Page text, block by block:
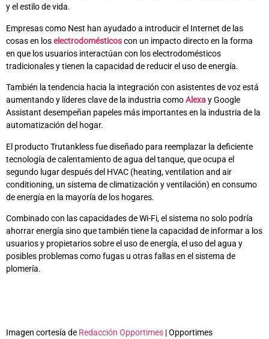
y el estilo de vida.
Empresas como Nest han ayudado a introducir el Internet de las
cosas en loselectrodomésticoscon un impacto directo en la forma
en que los usuarios interactúan con los electrodomésticos
tradicionales y tienen la capacidad de reducir el uso de energía.
También la tendencia hacia la integración con asistentes de voz está
aumentando y líderes clave de la industria comoAlexay Google
Assistant desempeñan papeles más importantes en la industria de la
automatización del hogar.
El producto Trutankless fue diseñado para reemplazar la deficiente
tecnología de calentamiento de agua del tanque, que ocupa el
segundo lugar después del HVAC (heating, ventilation and air
conditioning, un sistema de climatización y ventilación) en consumo
de energía en la mayoría de los hogares.
Combinado con las capacidades de Wi-Fi, el sistema no solo podría
ahorrar energía sino que también tiene la capacidad de informar a los
usuarios y propietarios sobre el uso de energía, el uso del agua y
posibles problemas como fugas u otras fallas en el sistema de
plomería.
Imagen cortesía de Redacción Opportimes | Opportimes